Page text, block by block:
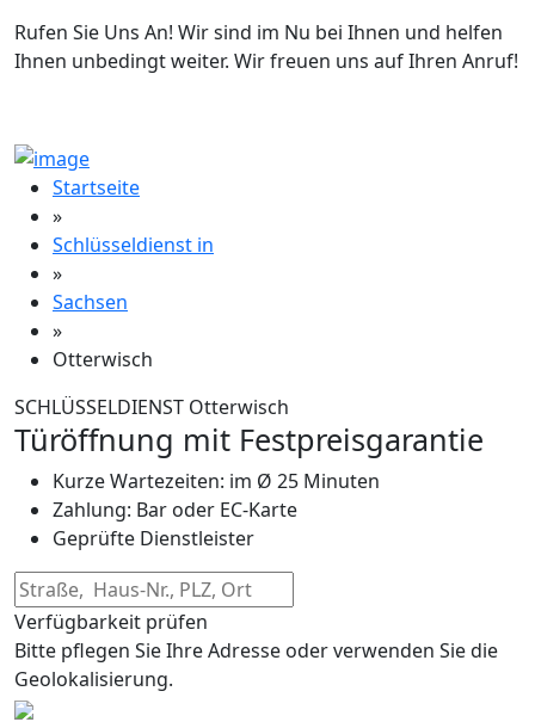
Rufen Sie Uns An! Wir sind im Nu bei Ihnen und helfen
Ihnen unbedingt weiter. Wir freuen uns auf Ihren Anruf!
Startseite
»
Schlüsseldienst in
»
Sachsen
»
Otterwisch
SCHLÜSSELDIENST Otterwisch
Türöffnung mit Festpreisgarantie
Kurze Wartezeiten: im Ø 25 Minuten
Zahlung: Bar oder EC-Karte
Geprüfte Dienstleister
Verfügbarkeit prüfen
Bitte pflegen Sie Ihre Adresse oder verwenden Sie die
Geolokalisierung.